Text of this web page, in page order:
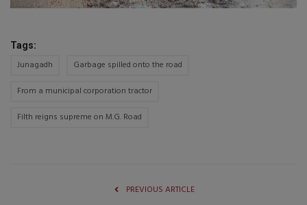
Tags:
Junagadh
Garbage spilled onto the road
From a municipal corporation tractor
Filth reigns supreme on M.G. Road
PREVIOUS ARTICLE